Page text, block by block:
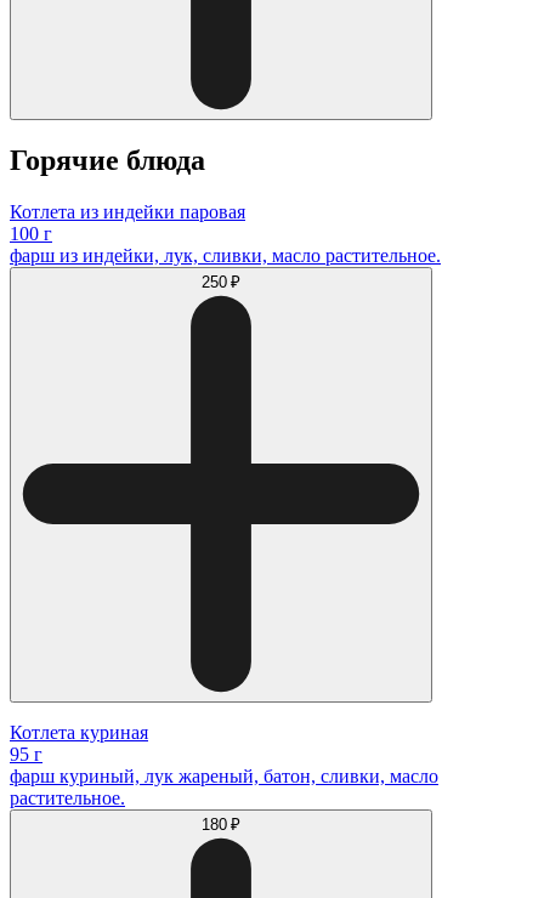
Горячие блюда
Котлета из индейки паровая
100 г
фарш из индейки, лук, сливки, масло растительное.
250 ₽
Котлета куриная
95 г
фарш куриный, лук жареный, батон, сливки, масло
растительное.
180 ₽